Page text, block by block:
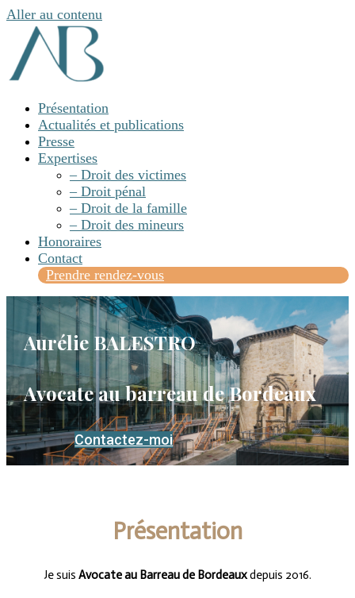
Aller au contenu
Présentation
Actualités et publications
Presse
Expertises
– Droit des victimes
– Droit pénal
– Droit de la famille
– Droit des mineurs
Honoraires
Contact
Prendre rendez-vous
Aurélie BALESTRO
Avocate au barreau de Bordeaux
Contactez-moi
Présentation
Je suis Avocate au Barreau de Bordeauxdepuis 2016.